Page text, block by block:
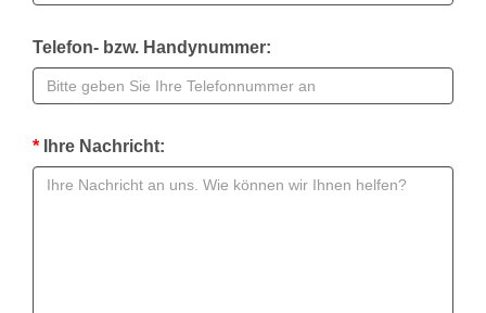
Telefon- bzw. Handynummer:
* Ihre Nachricht: